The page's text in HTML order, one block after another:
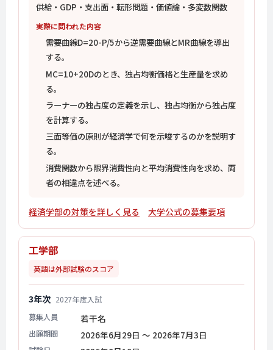
供給・GDP・支出面・転形問題・価値論・多変数関数
実際に問われた内容
需要曲線D=20-P/5から逆需要曲線とMR曲線を導出
する。
MC=10+20Dのとき、独占均衡価格と生産量を求め
る。
ラーナーの独占度の定義を示し、独占均衡から独占度
を計算する。
三面等価の原則が経済学で何を示唆するのかを説明す
る。
消費関数から限界消費性向と平均消費性向を求め、両
者の相違点を述べる。
経済学部の対策を詳しく見る 大学公式の募集要項
工学部
英語は外部試験のスコア
3年次 2027年度入試
募集人員 若干名
出願期間 2026年6月29日 ～ 2026年7月3日